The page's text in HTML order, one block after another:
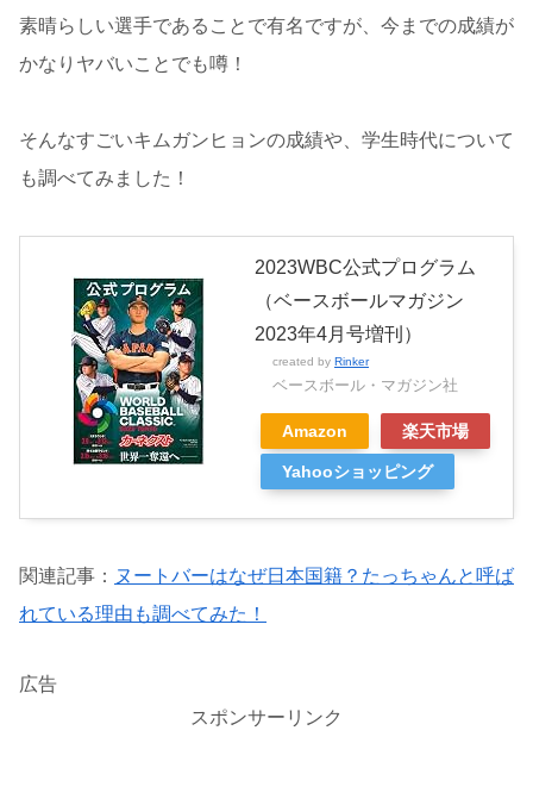
素晴らしい選手であることで有名ですが、今までの成績が
かなりヤバいことでも噂！
そんなすごいキムガンヒョンの成績や、学生時代について
も調べてみました！
2023WBC公式プログラム
（ベースボールマガジン
2023年4月号増刊）
created by Rinker
ベースボール・マガジン社
Amazon 楽天市場
Yahooショッピング
関連記事： ヌートバーはなぜ日本国籍？たっちゃんと呼ば
れている理由も調べてみた！
広告
スポンサーリンク